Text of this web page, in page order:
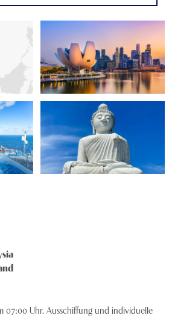
07:00 Uhr. Ausschiffung und individuelle